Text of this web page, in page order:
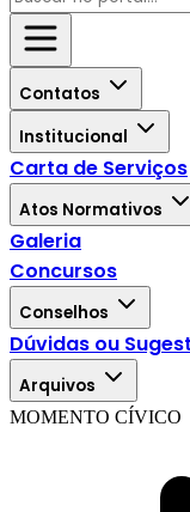
Contatos
Institucional
Carta de Serviços
Atos Normativos
Galeria
Concursos
Conselhos
Dúvidas ou
Arquivos
MOMENTO CÍVICO